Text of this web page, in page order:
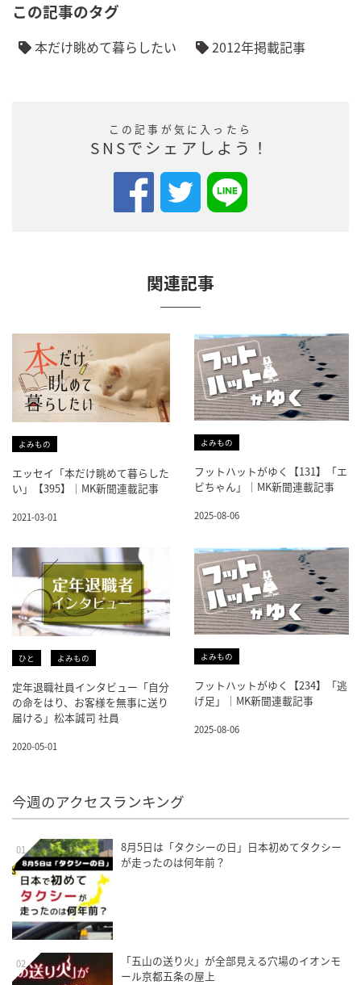
この記事のタグ
本だけ眺めて暮らしたい 2012年掲載記事
この記事が気に入ったら
SNSでシェアしよう！
関連記事
よみもの
エッセイ「本だけ眺めて暮らした
い」【395】｜MK新聞連載記事
2021-03-01
よみもの
フットハットがゆく【131】「エ
ビちゃん」｜MK新聞連載記事
2025-08-06
ひと よみもの
定年退職社員インタビュー「自分
の命をはり、お客様を無事に送り
届ける」松本誠司 社員
2020-05-01
よみもの
フットハットがゆく【234】「逃
げ足」｜MK新聞連載記事
2025-08-06
今週のアクセスランキング
01
8月5日は「タクシーの日」日本初めてタクシー
が走ったのは何年前？
02
「五山の送り火」が全部見える穴場のイオンモ
ール京都五条の屋上